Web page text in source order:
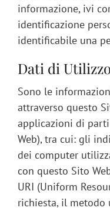
informazione, ivi
identificazione
identificabile una
Dati di Utilizzo
Sono le
attraverso questo
applicazioni di
Web), tra cui: gli
dei computer
con questo Sito
URI (Uniform
richiesta, il metodo